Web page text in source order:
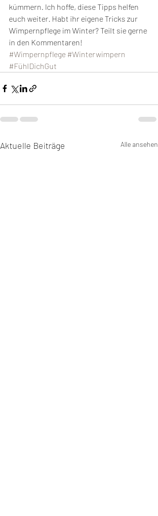
kümmern. Ich hoffe, diese Tipps helfen
euch weiter. Habt ihr eigene Tricks zur
Wimpernpflege im Winter? Teilt sie gerne
in den Kommentaren!
#Wimpernpflege #Winterwimpern
#FühlDichGut
Aktuelle Beiträge Alle ansehen